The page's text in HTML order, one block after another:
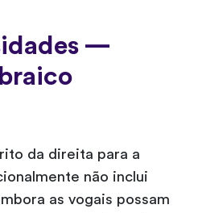
—
da direita para a
não inclui
as vogais possam